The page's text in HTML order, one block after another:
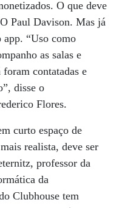
O que deve
Paul Davison. Mas já
app. “Uso como
as salas e
foram contatadas e
disse o
Flores.
curto espaço de
realista, deve ser
professor da
da
Clubhouse tem